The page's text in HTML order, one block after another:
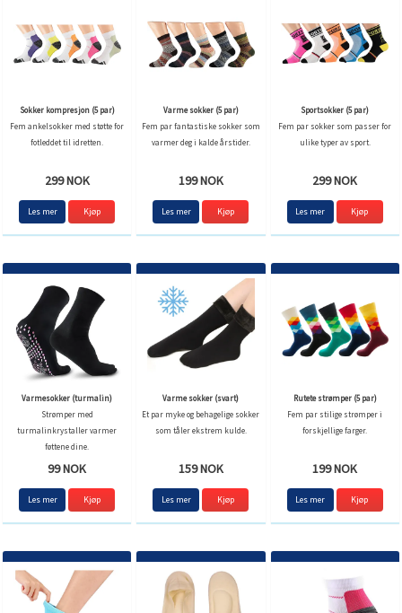
Sokker kompresjon (5 par)
Fem ankelsokker med støtte for
fotleddet til idretten.
299 NOK
Les mer Kjøp
Varme sokker (5 par)
Fem par fantastiske sokker som
varmer deg i kalde årstider.
199 NOK
Les mer
Sportsokker (5 par)
Fem par sokker som passer for
ulike typer av sport.
299 NOK
Les mer
Varmesokker (turmalin)
Strømper med
turmalinkrystaller varmer
føttene dine.
99 NOK
Les mer
Varme sokker (svart)
Et par myke og behagelige sokker
som tåler ekstrem kulde.
159 NOK
Les mer
Rutete strømper (5 par)
Fem par stilige strømper i
forskjellige farger.
199 NOK
Les mer